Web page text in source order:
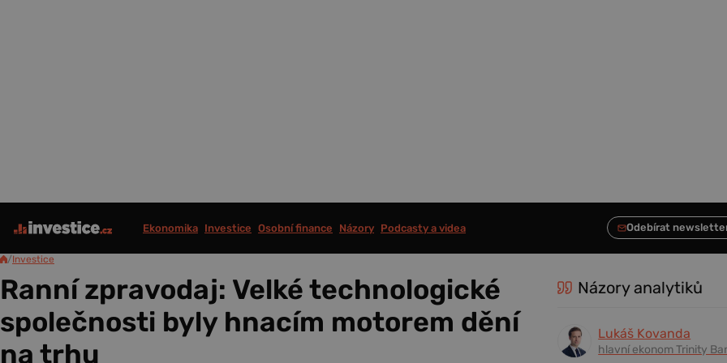
Ekonomika Investice Osobní finance Názory Podcasty a videa
/Investice
Ranní zpravodaj: Velké technologické
společnosti byly hnacím motorem dění
na trhu
Názory analytiků
Lukáš Kovanda
hlavní ekonom Trinity